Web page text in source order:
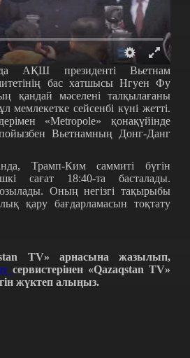
АҚШ президенті Вьетнам
бас хатшысы Нгуен Фу
қандай мәселені талқылағаны
мемлекетке сейсенбі күні жетті.
«Metropole» қонақүйінде
Вьетнамның Донг-Данг
Трамп-Ким саммиті бүгін
сағат 18:40-та басталады.
Оның негізгі тақырыбы
қару бағдарламасын тоқтату
TV» арнасына жазылып,
сервистерінен «Qazaqstan TV»
жүктеп алыңыз.